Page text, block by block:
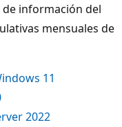
información del
mensuales de
11
2022